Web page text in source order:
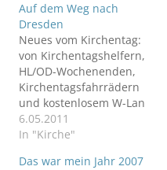
Auf dem Weg nach
Dresden
Neues vom Kirchentag:
von Kirchentagshelfern,
HL/OD-Wochenenden,
Kirchentagsfahrrädern
und kostenlosem W-Lan
während des DEKT.
6.05.2011
In "Kirche"
Das war mein Jahr 2007